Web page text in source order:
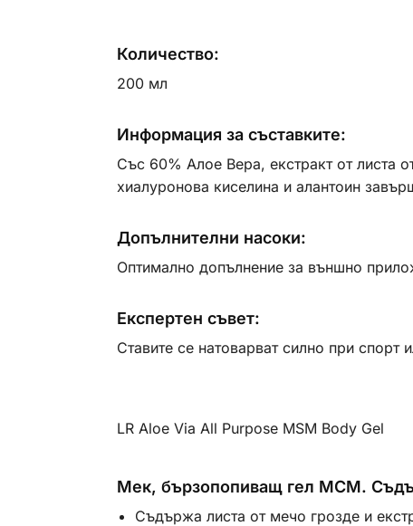
Количество:
200 мл
Информация за съставките:
Със 60% Алое Вера, екстракт от листа
хиалуронова киселина и алантоин
Допълнителни насоки:
Оптимално допълнение за външно
Експертен съвет:
Ставите се натоварват силно при
LR Aloe Via All Purpose MSM Body Gel
Мек, бързопопиващ гел МСМ.
Съдържа листа от мечо грозде и